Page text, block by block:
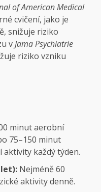
of American Medical
cvičení, jako je
snižuje riziko
vJama Psychiatrie
riziko vzniku
minut aerobní
75–150 minut
každý týden.
let): Nejméně 60
aktivity denně.